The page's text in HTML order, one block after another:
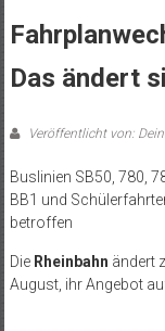
Das ändert
Veröffentlicht von:
Buslinien SB50, 780,
BB1 und
betroffen
Die Rheinbahn ändert
August, ihr Angebot